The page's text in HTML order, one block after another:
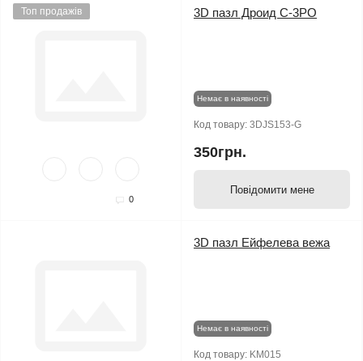
Топ продажів
0
3D пазл Дроид C-3PO
Немає в наявності
Код товару: 3DJS153-G
350грн.
Повідомити мене
3D пазл Ейфелева вежа
Немає в наявності
Код товару: KM015